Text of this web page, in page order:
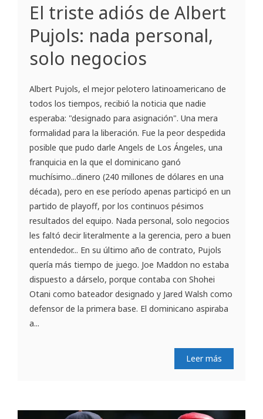
El triste adiós de Albert
Pujols: nada personal,
solo negocios
Albert Pujols, el mejor pelotero latinoamericano de
todos los tiempos, recibió la noticia que nadie
esperaba: "designado para asignación". Una mera
formalidad para la liberación. Fue la peor despedida
posible que pudo darle Angels de Los Ángeles, una
franquicia en la que el dominicano ganó
muchísimo...dinero (240 millones de dólares en una
década), pero en ese período apenas participó en un
partido de playoff, por los continuos pésimos
resultados del equipo. Nada personal, solo negocios
les faltó decir literalmente a la gerencia, pero a buen
entendedor... En su último año de contrato, Pujols
quería más tiempo de juego. Joe Maddon no estaba
dispuesto a dárselo, porque contaba con Shohei
Otani como bateador designado y Jared Walsh como
defensor de la primera base. El dominicano aspiraba
a...
Leer más